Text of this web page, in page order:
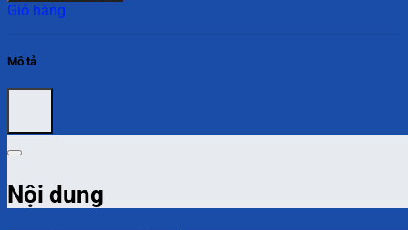
Giỏ hàng
Mô tả
Nội dung